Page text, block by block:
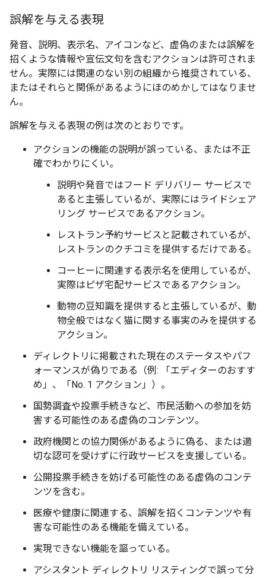
誤解を与える表現
発音、説明、表示名、アイコンなど、虚偽のまたは誤解を
招くような情報や宣伝文句を含むアクションは許可されま
せん。実際には関連のない別の組織から推奨されている、
またはそれらと関係があるようにほのめかしてはなりませ
ん。
誤解を与える表現の例は次のとおりです。
アクションの機能の説明が誤っている、または不正
確でわかりにくい。
説明や発音ではフード デリバリー サービスで
あると主張しているが、実際にはライドシェア
リング サービスであるアクション。
レストラン予約サービスと記載されているが、
レストランのクチコミを提供するだけである。
コーヒーに関連する表示名を使用しているが、
実際はピザ宅配サービスであるアクション。
動物の豆知識を提供すると主張しているが、動
物全般ではなく猫に関する事実のみを提供する
アクション。
ディレクトリに掲載された現在のステータスやパフ
ォーマンスが偽りである（例: 「エディターのおすす
め」、「No. 1 アクション」）。
国勢調査や投票手続きなど、市民活動への参加を妨
害する可能性のある虚偽のコンテンツ。
政府機関との協力関係があるように偽る、または適
切な認可を受けずに行政サービスを支援している。
公開投票手続きを妨げる可能性のある虚偽のコンテ
ンツを含む。
医療や健康に関連する、誤解を招くコンテンツや有
害な可能性のある機能を備えている。
実現できない機能を謳っている。
アシスタント ディレクトリ リスティングで誤って分